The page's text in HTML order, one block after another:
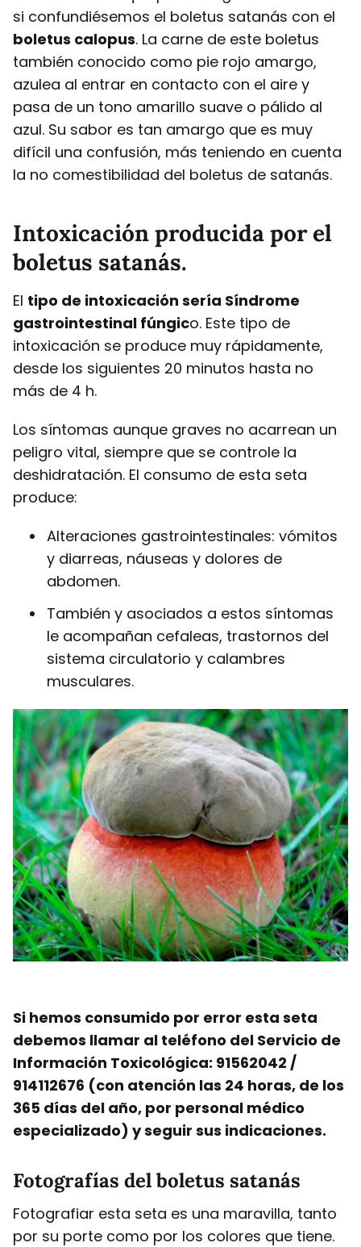
si confundiésemos el boletus satanás con el
boletus calopus. La carne de este boletus
también conocido como pie rojo amargo,
azulea al entrar en contacto con el aire y
pasa de un tono amarillo suave o pálido al
azul. Su sabor es tan amargo que es muy
difícil una confusión, más teniendo en cuenta
la no comestibilidad del boletus de satanás.
Intoxicación producida por el
boletus satanás.
El tipo de intoxicación sería Síndrome
gastrointestinal fúngico. Este tipo de
intoxicación se produce muy rápidamente,
desde los siguientes 20 minutos hasta no
más de 4 h.
Los síntomas aunque graves no acarrean un
peligro vital, siempre que se controle la
deshidratación. El consumo de esta seta
produce:
Alteraciones gastrointestinales: vómitos
y diarreas, náuseas y dolores de
abdomen.
También y asociados a estos síntomas
le acompañan cefaleas, trastornos del
sistema circulatorio y calambres
musculares.
Si hemos consumido por error esta seta
debemos llamar al teléfono del Servicio de
Información Toxicológica: 91562042 /
914112676 (con atención las 24 horas, de los
365 días del año, por personal médico
especializado) y seguir sus indicaciones.
Fotografías del boletus satanás
Fotografiar esta seta es una maravilla, tanto
por su porte como por los colores que tiene.